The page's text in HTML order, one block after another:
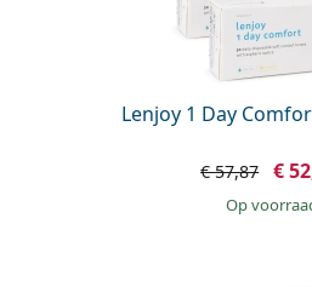
Lenjoy 1 Day
€ 57,87 €
op